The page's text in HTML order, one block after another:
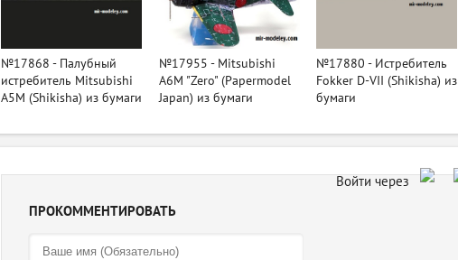
№17868 - Палубный
истребитель Mitsubishi
A5M (Shikisha) из бумаги
№17955 - Mitsubishi
A6M "Zero" (Papermodel
Japan) из бумаги
№17880 - Истребитель
Fokker D-VII (Shikisha) из
бумаги
ПРОКОММЕНТИРОВАТЬ